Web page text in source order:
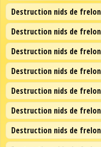
Destruction nids de
Destruction nids de
Destruction nids de
Destruction nids de
Destruction nids de
Destruction nids de
Destruction nids de